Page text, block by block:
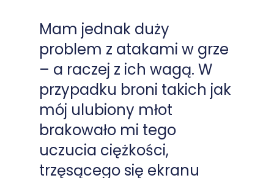
Mam jednak duży
problem z atakami w grze
– a raczej z ich wagą. W
przypadku broni takich jak
mój ulubiony młot
brakowało mi tego
uczucia ciężkości,
trzęsącego się ekranu